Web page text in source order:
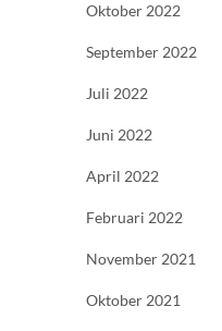
Oktober 2022
September 2022
Juli 2022
Juni 2022
April 2022
Februari 2022
November 2021
Oktober 2021